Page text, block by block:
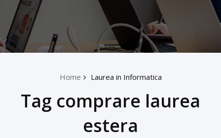
Home Laurea in Informatica
Tag comprare laurea
estera